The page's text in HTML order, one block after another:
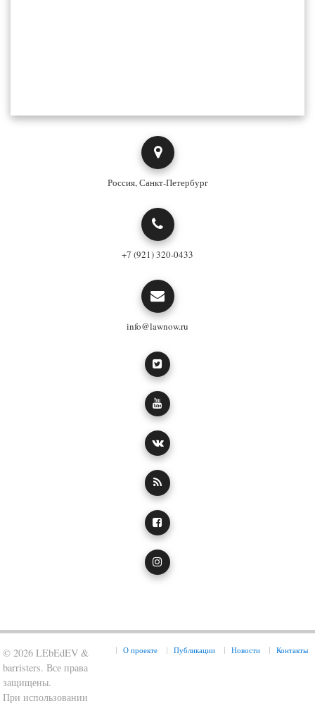
Россия, Санкт-Петербург
+7 (921) 320-0433
info@lawnow.ru
О проекте Публикации Новости Контакты
© 2026 LEbEdEV &
barristers. Все права
защищены.
При использовании